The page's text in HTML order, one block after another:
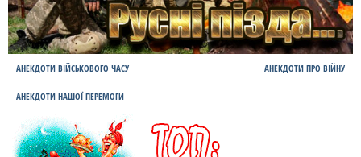
АНЕКДОТИ ВІЙСЬКОВОГО ЧАСУ АНЕКДОТИ ПРО ВІЙНУ
АНЕКДОТИ НАШОЇ ПЕРЕМОГИ